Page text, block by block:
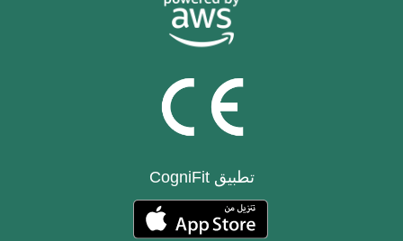
تطبيق CogniFit